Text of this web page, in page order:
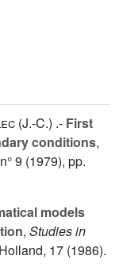
(J.-C.) .- First
conditions,
9 (1979), pp.
models
, Studies in
17 (1986).